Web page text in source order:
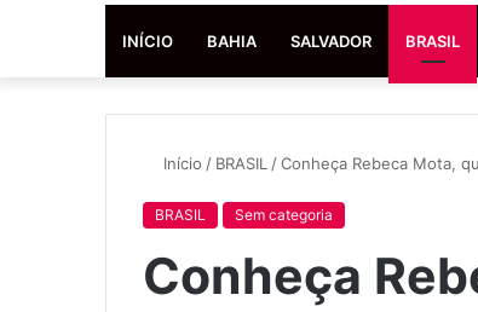
INÍCIO BAHIA SALVADOR BRASIL
Início / BRASIL /Conheça Rebeca Mota,
BRASIL Sem categoria
Conheça